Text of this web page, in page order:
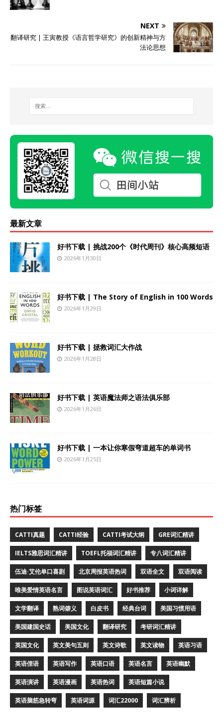
NEXT
翻译研究 | 王寅教授《语言哲学研究》的创新精神与方
法论思想
最新文章
好书下载 | 挑战200个《时代周刊》核心高频短语
2026年1月30日
好书下载 | The Story of English in 100 Words
2026年1月29日
好书下载 | 拯救词汇大作战
2026年1月28日
好书下载 | 英语魔法师之语法俱乐部
2026年1月26日
好书下载 | 一本让你寒假弯道超车的单词书
2026年1月25日
热门标签
CATTI真题 CATTI经验 CATTI考试大纲 GRE词汇精讲
IELTS雅思词汇精讲 TOEFL托福词汇精讲 专八词汇精讲
伍迪·艾伦单口喜剧 北京周报英语热词 双语全文 双语阅读
唯美爱情英语名言 图说英语词汇 好书推荐 小词详解
文学翻译 熟词僻义 白皮书 经典台词 美国习惯用语
美国建国史话 美国文化 翻译研究 考研词汇精讲
英国文化 英文美句五则 英文诗歌 英文读物 英语习语
英语俚语 英语写作 英语口语 英语名言 英语幽默
英语演讲 英语漫画 英语热词 英语短篇小说
英语脑筋急转弯 英语词源 词汇22000 词汇辨析